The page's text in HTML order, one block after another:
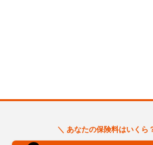
＼ あなたの保険料はいくら